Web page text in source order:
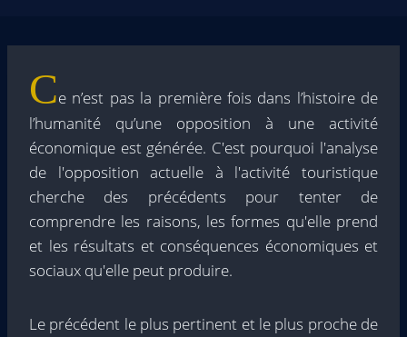
Ce n’est pas la première fois dans l’histoire de
l’humanité qu’une opposition à une activité
économique est générée. C'est pourquoi l'analyse
de l'opposition actuelle à l'activité touristique
cherche des précédents pour tenter de
comprendre les raisons, les formes qu'elle prend
et les résultats et conséquences économiques et
sociaux qu'elle peut produire.
Le précédent le plus pertinent et le plus proche de